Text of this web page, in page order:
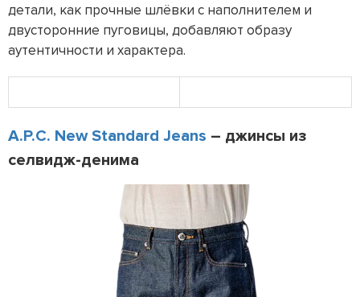
детали, как прочные шлёвки с наполнителем и
двусторонние пуговицы, добавляют образу
аутентичности и характера.
A.P.C. New Standard Jeans – джинсы из
селвидж-денима